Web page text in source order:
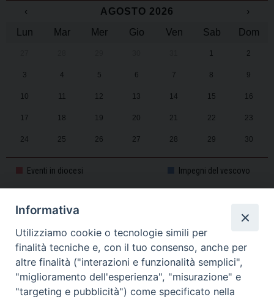
‹ AGOSTO 2026
›
Lun
Mar Mer Gio Ven Sab Dom
1 2
3 4 5 6 7 8 9
10 11 12 13 14 15 16
17 18 19 20 21 22 23
24 25 26 27 28 29 30
31 1 2 3 4 5 6
Eventi in diocesi Impegni del vescovo
CALENDARIO PASTORALE 2025-2026
Informativa
Utilizziamo cookie o tecnologie simili per
finalità tecniche e, con il tuo consenso, anche per
altre finalità ("interazioni e funzionalità semplici",
"miglioramento dell'esperienza", "misurazione" e
"targeting e pubblicità") come specificato nella